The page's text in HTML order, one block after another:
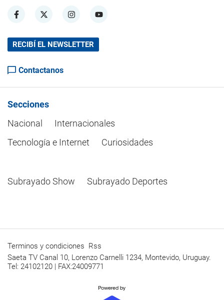
RECIBÍ EL NEWSLETTER
Contactanos
Secciones
Nacional
Internacionales
Tecnología e Internet
Curiosidades
Subrayado Show Subrayado Deportes
Terminos y condiciones Rss
Saeta TV Canal 10, Lorenzo Carnelli 1234, Montevido, Uruguay.
Tel: 24102120 | FAX:24009771